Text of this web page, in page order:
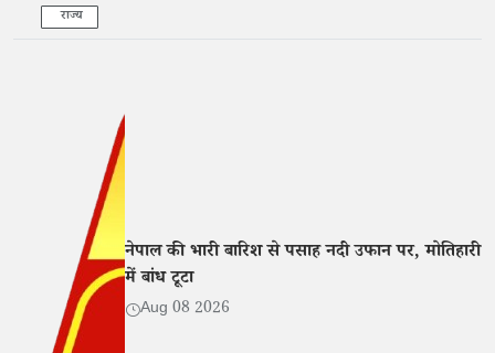
राज्य
नेपाल की भारी बारिश से पसाह नदी उफान पर, मोतिहारी
में बांध टूटा
Aug 08 2026